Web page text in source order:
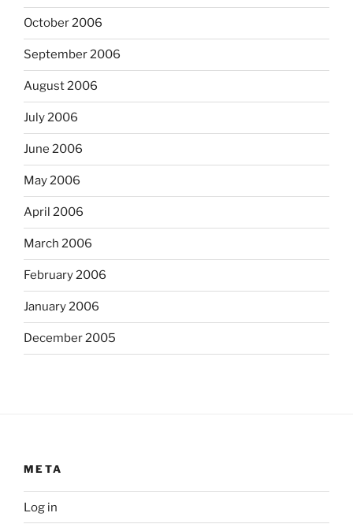
October 2006
September 2006
August 2006
July 2006
June 2006
May 2006
April 2006
March 2006
February 2006
January 2006
December 2005
META
Log in